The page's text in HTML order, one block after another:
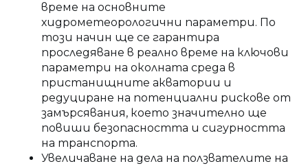
време на основните
хидрометеорологични параметри. По
този начин ще се гарантира
проследяване в реално време на ключови
параметри на околната среда в
пристанищните акватории и
редуциране на потенциални рискове от
замърсявания, което значително ще
повиши безопасността и сигурността
на транспорта.
Увеличаване на дела на ползвателите на